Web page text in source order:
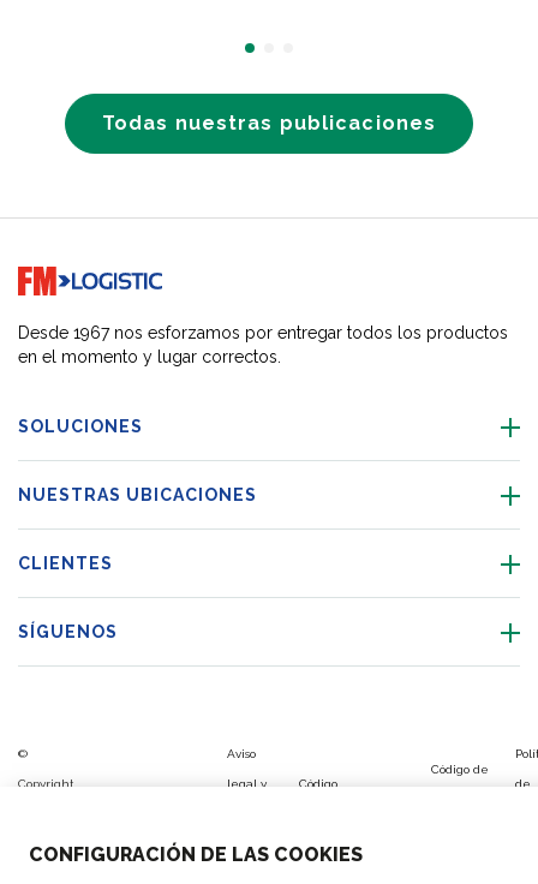
CONFIGURACIÓN DE LAS COOKIES
Todas nuestras publicaciones
Go to home page
Desde 1967 nos esforzamos por entregar todos los productos
en el momento y lugar correctos.
SOLUCIONES
NUESTRAS UBICACIONES
CLIENTES
SÍGUENOS
©
Copyright
Aviso
legal y Código
Código de
de